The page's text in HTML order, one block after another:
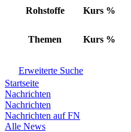
Rohstoffe Kurs %
Themen Kurs %
Erweiterte Suche
Startseite
Nachrichten
Nachrichten
Nachrichten auf FN
Alle News